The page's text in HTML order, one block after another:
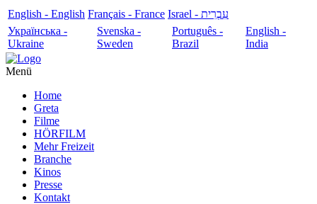
English - English Français - France
עִבְרִית - Israel
Українська -
Ukraine
Svenska -
Sweden
Português -
Brazil
English -
India
Menü
Home
Greta
Filme
HÖRFILM
Mehr Freizeit
Branche
Kinos
Presse
Kontakt